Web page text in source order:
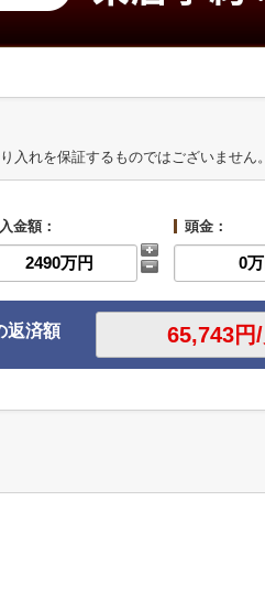
入れを保証するものではございません。
金額： 頭金：
返済額